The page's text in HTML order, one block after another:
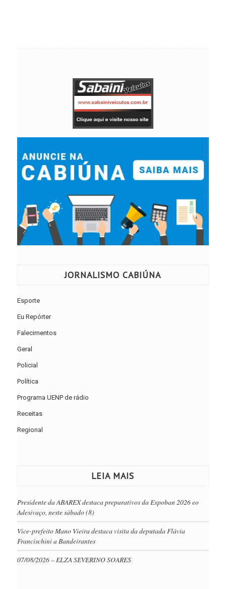
JORNALISMO CABIÚNA
Esporte
Eu Repórter
Falecimentos
Geral
Policial
Política
Programa UENP de rádio
Receitas
Regional
LEIA MAIS
Presidente da ABAREX destaca preparativos da Expoban 2026 eo
Adesivaço, neste sábado (8)
Vice-prefeito Mano Vieira destaca visita da deputada Flávia
Francischini a Bandeirantes
07/08/2026 – ELZA SEVERINO SOARES